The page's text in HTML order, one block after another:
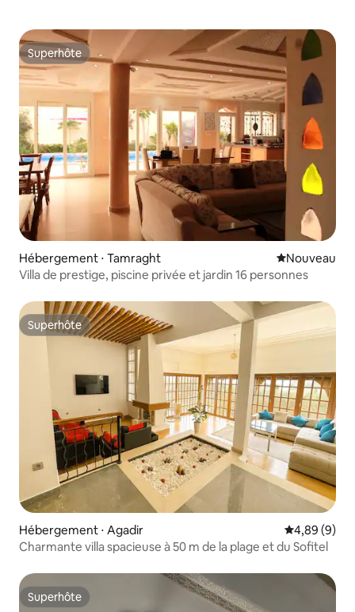
Superhôte
Superhôte
Hébergement ⋅ Tamraght Nouvel
Nouveau
Villa de prestige, piscine privée et jardin 16 personnes
Superhôte
Superhôte
Hébergement ⋅ Agadir Évaluation
4,89 (9)
Charmante villa spacieuse à 50 m de la plage et du Sofitel
Superhôte
Superhôte